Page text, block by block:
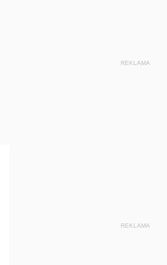
REKLAMA
REKLAMA